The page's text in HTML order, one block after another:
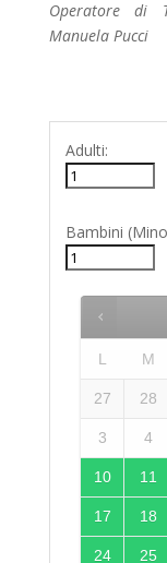
Operatore di
Manuela Pucci
Adulti:
Bambini
L M
27 28
3 4
10 11
17 18
24 25